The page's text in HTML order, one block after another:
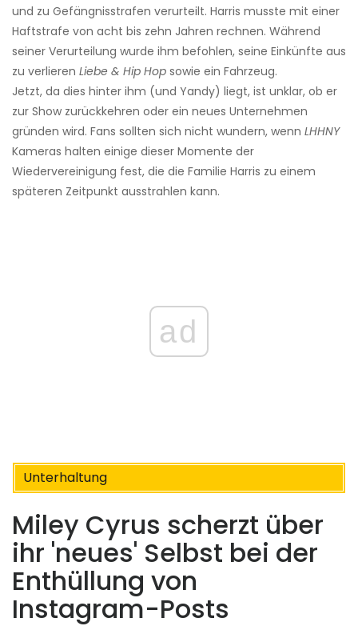
und zu Gefängnisstrafen verurteilt. Harris musste mit einer
Haftstrafe von acht bis zehn Jahren rechnen. Während
seiner Verurteilung wurde ihm befohlen, seine Einkünfte aus
zu verlieren Liebe & Hip Hop sowie ein Fahrzeug.
Jetzt, da dies hinter ihm (und Yandy) liegt, ist unklar, ob er
zur Show zurückkehren oder ein neues Unternehmen
gründen wird. Fans sollten sich nicht wundern, wenn LHHNY
Kameras halten einige dieser Momente der
Wiedervereinigung fest, die die Familie Harris zu einem
späteren Zeitpunkt ausstrahlen kann.
ad
Unterhaltung
Miley Cyrus scherzt über
ihr 'neues' Selbst bei der
Enthüllung von
Instagram-Posts